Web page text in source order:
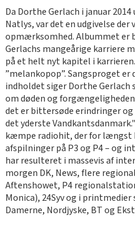
Da Dorthe Gerlach i januar
Natlys, var det en udgivelse
opmærksomhed. Albummet er
Gerlachs mangeårige karriere
på et helt nyt kapitel i
”melankopop”. Sangsproget er
indholdet siger Dorthe Gerlach
om døden og
det er bittersøde erindringer
det yderste
kæmpe radiohit, der for længst
afspilninger på P3 og P4 – og
har resulteret i massevis af
morgen DK, News, flere
Aftenshowet, P4
Monica), 24Syv og i
Damerne, Nordjyske, BT og